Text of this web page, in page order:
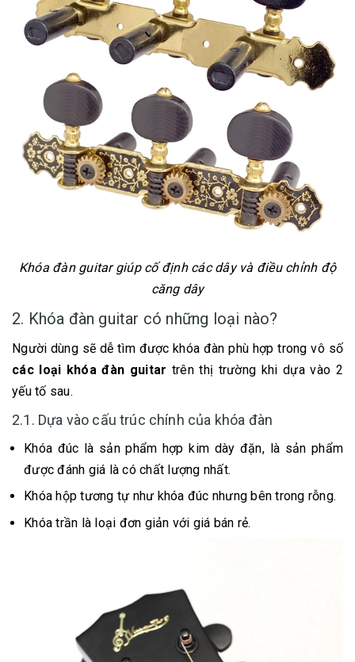
Khóa đàn guitar giúp cố định các dây và điều chỉnh độ
căng dây
2. Khóa đàn guitar có những loại nào?
Người dùng sẽ dễ tìm được khóa đàn phù hợp trong vô số
các loại khóa đàn guitar trên thị trường khi dựa vào 2
yếu tố sau.
2.1. Dựa vào cấu trúc chính của khóa đàn
Khóa đúc là sản phẩm hợp kim dày đặn, là sản phẩm
được đánh giá là có chất lượng nhất.
Khóa hộp tương tự như khóa đúc nhưng bên trong rỗng.
Khóa trần là loại đơn giản với giá bán rẻ.